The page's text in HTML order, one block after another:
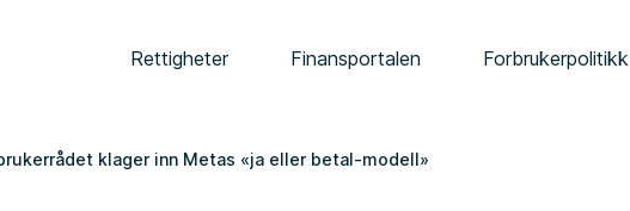
Rettigheter Finansportalen Forbrukerpolitikk
klager inn Metas «ja eller betal-modell»